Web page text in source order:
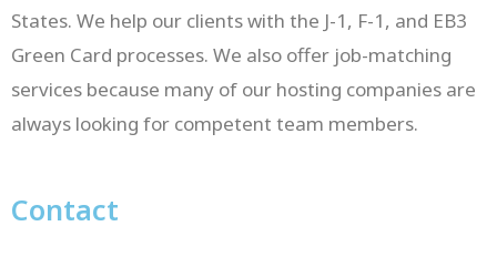
States. We help our clients with the J-1, F-1, and EB3
Green Card processes. We also offer job-matching
services because many of our hosting companies are
always looking for competent team members.
Contact